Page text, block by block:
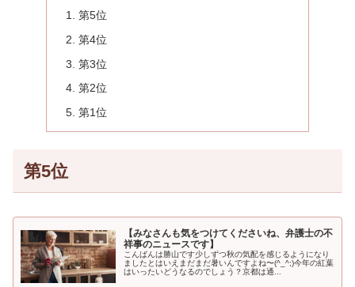
第5位
第4位
第3位
第2位
第1位
第5位
【みなさんも気をつけてくださいね、弁護士の不
祥事のニュースです】
こんばんは勝山です少しずつ秋の気配を感じるようになり
ましたとはいえまだまだ暑いんですよね〜(^_^;)今年の紅葉
はいったいどうなるのでしょう？京都は通...